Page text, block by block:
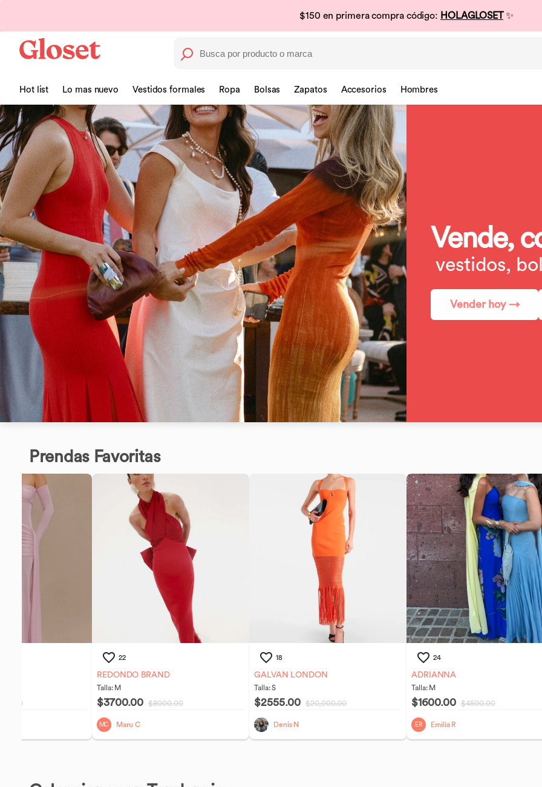
Descarga la app 📲 $150 OFF en primera compra 💸
Hot list Lo mas nuevo Vestidos formales Ropa Bolsas Zapatos Accesorios Hombres
Vende,
vestidos,
Vender hoy →
Prendas Favoritas
22
REDONDO BRAND
Talla: M
$3700.00 $8000.00
MC Maru C
18
GALVAN LONDON
Talla:S
$2555.00 $20,000.00
Denis N
24
ADRIANNA
Talla: M
$1600.00 $4500.00
ER Emilia R